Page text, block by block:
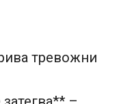
тревожни